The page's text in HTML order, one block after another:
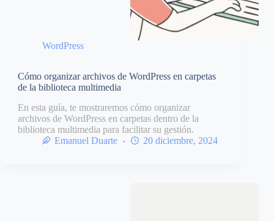
WordPress
Cómo organizar archivos de WordPress en carpetas
de la biblioteca multimedia
En esta guía, te mostraremos cómo organizar
archivos de WordPress en carpetas dentro de la
biblioteca multimedia para facilitar su gestión.
Emanuel Duarte
20 diciembre, 2024